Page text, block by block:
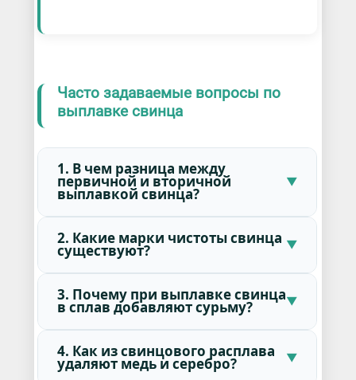
Часто задаваемые вопросы по
выплавке свинца
1. В чем разница между
первичной и вторичной
выплавкой свинца?
2. Какие марки чистоты свинца
существуют?
3. Почему при выплавке свинца
в сплав добавляют сурьму?
4. Как из свинцового расплава
удаляют медь и серебро?